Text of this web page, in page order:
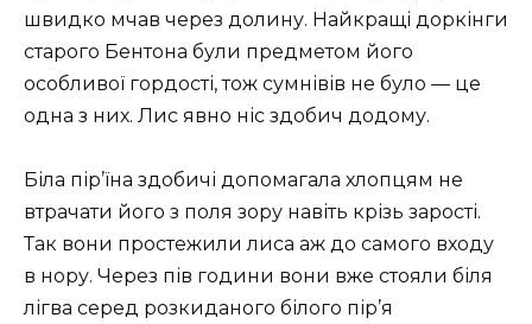
швидко мчав через долину. Найкращі доркінги
старого Бентона були предметом його
особливої гордості, тож сумнівів не було — це
одна з них. Лис явно ніс здобич додому.
Біла пір’їна здобичі допомагала хлопцям не
втрачати його з поля зору навіть крізь зарості.
Так вони простежили лиса аж до самого входу
в нору. Через пів години вони вже стояли біля
лігва серед розкиданого білого пір’я